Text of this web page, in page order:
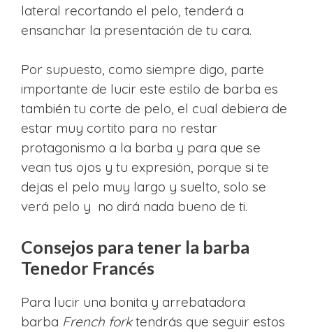
lateral recortando el pelo, tenderá a
ensanchar la presentación de tu cara.
Por supuesto, como siempre digo, parte
importante de lucir este estilo de barba es
también tu corte de pelo, el cual debiera de
estar muy cortito para no restar
protagonismo a la barba y para que se
vean tus ojos y tu expresión, porque si te
dejas el pelo muy largo y suelto, solo se
verá pelo y no dirá nada bueno de ti.
Consejos para tener la barba
Tenedor Francés
Para lucir una bonita y arrebatadora
barba French forktendrás que seguir estos